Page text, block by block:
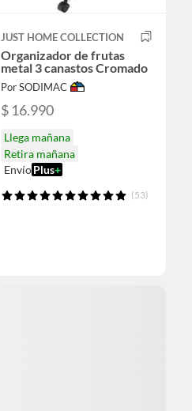
JUST HOME COLLECTION
Organizador de frutas
metal 3 canastos Cromado
Por SODIMAC
$ 16.990
Llega mañana
Retira mañana
EnvíoPlus+
(53)